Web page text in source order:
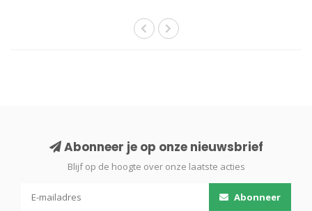
Abonneer je op onze nieuwsbrief
Blijf op de hoogte over onze laatste acties
Abonneer